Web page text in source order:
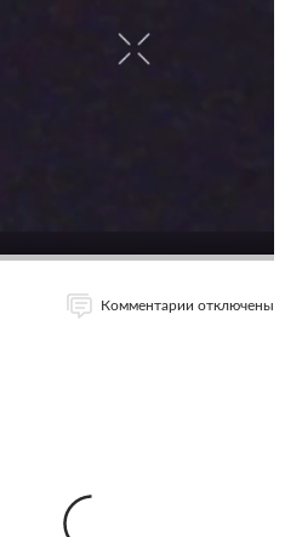
Комментарии отключены